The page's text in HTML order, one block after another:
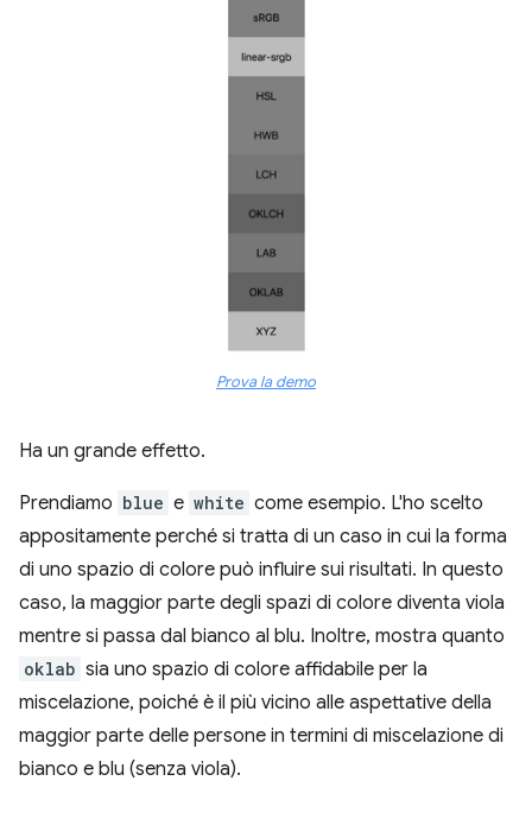
Prova la demo
Ha un grande effetto.
Prendiamo blue e white come esempio. L'ho scelto
appositamente perché si tratta di un caso in cui la forma
di uno spazio di colore può influire sui risultati. In questo
caso, la maggior parte degli spazi di colore diventa viola
mentre si passa dal bianco al blu. Inoltre, mostra quanto
oklab sia uno spazio di colore affidabile per la
miscelazione, poiché è il più vicino alle aspettative della
maggior parte delle persone in termini di miscelazione di
bianco e blu (senza viola).